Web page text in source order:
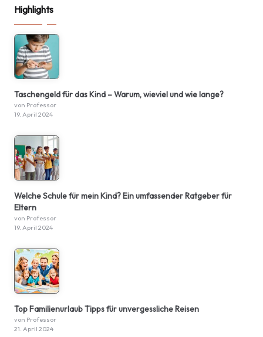
Highlights
Taschengeld für das Kind – Warum, wieviel und wie lange?
von Professor
19. April 2024
Welche Schule für mein Kind? Ein umfassender Ratgeber für
Eltern
von Professor
19. April 2024
Top Familienurlaub Tipps für unvergessliche Reisen
von Professor
21. April 2024